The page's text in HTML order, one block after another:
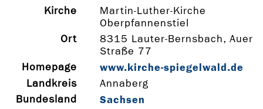
Kirche
Martin-Luther-Kirche
Oberpfannenstiel
Ort
8315 Lauter-Bernsbach, Auer
Straße 77
Homepage
www.kirche-­spiegelwald.de
Landkreis
Annaberg
Bundesland
Sachsen